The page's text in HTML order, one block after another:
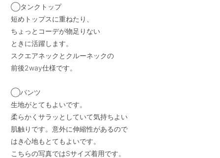
◯タンクトップ
短めトップスに重ねたり、
ちょっとコーデが物足りない
ときに活躍します。
スクエアネックとクルーネックの
前後2way仕様です。
◯パンツ
生地がとてもよいです。
柔らかくサラッとしていて気持ちよい
肌触りです。意外に伸縮性があるので
はき心地もとてもよいです。
こちらの写真ではSサイズ着用です。